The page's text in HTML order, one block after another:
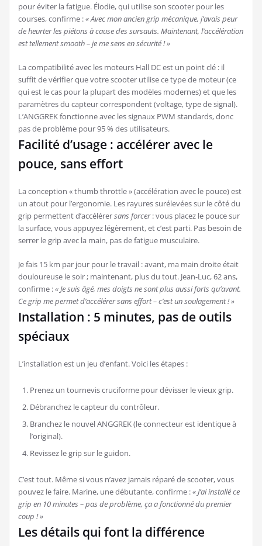
pour éviter la fatigue. Élodie, qui utilise son scooter pour les
courses, confirme :« Avec mon ancien grip mécanique, j’avais peur
de heurter les piétons à cause des sursauts. Maintenant, l’accélération
est tellement smooth – je me sens en sécurité ! »
La compatibilité avec les moteurs Hall DC est un point clé : il
suffit de vérifier que votre scooter utilise ce type de moteur (ce
qui est le cas pour la plupart des modèles modernes) et que les
paramètres du capteur correspondent (voltage, type de signal).
L’ANGGREK fonctionne avec les signaux PWM standards, donc
pas de problème pour 95 % des utilisateurs.
Facilité d’usage : accélérer avec le
pouce, sans effort
La conception « thumb throttle » (accélération avec le pouce) est
un atout pour l’ergonomie. Les rayures surélevées sur le côté du
grip permettent d’accélérersans forcer: vous placez le pouce sur
la surface, vous appuyez légèrement, et c’est parti. Pas besoin de
serrer le grip avec la main, pas de fatigue musculaire.
Je fais 15 km par jour pour le travail : avant, ma main droite était
douloureuse le soir ; maintenant, plus du tout. Jean-Luc, 62 ans,
confirme :« Je suis âgé, mes doigts ne sont plus aussi forts qu’avant.
Ce grip me permet d’accélérer sans effort – c’est un soulagement ! »
Installation : 5 minutes, pas de outils
spéciaux
L’installation est un jeu d’enfant. Voici les étapes :
Prenez un tournevis cruciforme pour dévisser le vieux grip.
Débranchez le capteur du contrôleur.
Branchez le nouvel ANGGREK (le connecteur est identique à
l’original).
Revissez le grip sur le guidon.
C’est tout. Même si vous n’avez jamais réparé de scooter, vous
pouvez le faire. Marine, une débutante, confirme :« J’ai installé ce
grip en 10 minutes – pas de problème, ça a fonctionné du premier
coup ! »
Les détails qui font la différence